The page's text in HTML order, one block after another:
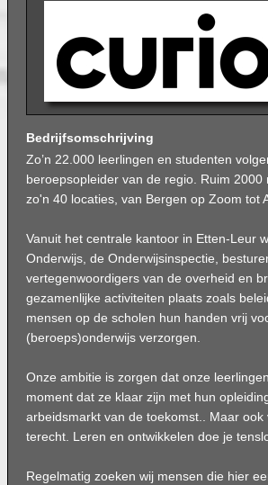
Bedrijfsomschrijving
Zo’n 22.000 leerlingen en studenten
beroepsopleider van de regio. Ruim
zo'n 40 locaties, van Bergen op Zoom tot
Vanuit het centrale kantoor in Etten-Leur
Onderwijs, de Onderwijsinspectie,
vertegenwoordigers van de overheid en
gezamenlijke activiteiten plaats zoals
mensen op de scholen hun handen vrij
(beroeps)onderwijs verzorgen.
Onze ambitie is zorgen dat onze
moment dat ze klaar zijn met hun
arbeidsmarkt van de toekomst.. Maar
terecht. Leren en ontwikkelen doe je
Regelmatig zoeken wij mensen die hier